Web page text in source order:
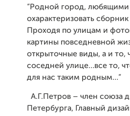
“Родной город, любящими
охарактеризовать
Проходя по улицам и
картины повседневной
открыточные виды, а и то,
соседней улице…все то,
для нас таким родным…”
А.Г.Петров – член союза
Петербурга, Главный